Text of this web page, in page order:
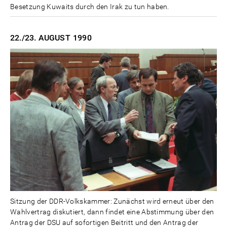
Besetzung Kuwaits durch den Irak zu tun haben.
22./23. AUGUST 1990
Sitzung der DDR-Volkskammer: Zunächst wird erneut über den
Wahlvertrag diskutiert, dann findet eine Abstimmung über den
Antrag der DSU auf sofortigen Beitritt und den Antrag der